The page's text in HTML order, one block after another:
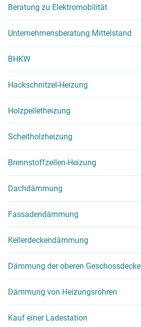
Beratung zu Elektromobilität
Unternehmensberatung Mittelstand
BHKW
Hackschnitzel-Heizung
Holzpelletheizung
Scheitholzheizung
Brennstoffzellen-Heizung
Dachdämmung
Fassadendämmung
Kellerdeckendämmung
Dämmung der oberen Geschossdecke
Dämmung von Heizungsrohren
Kauf einer Ladestation